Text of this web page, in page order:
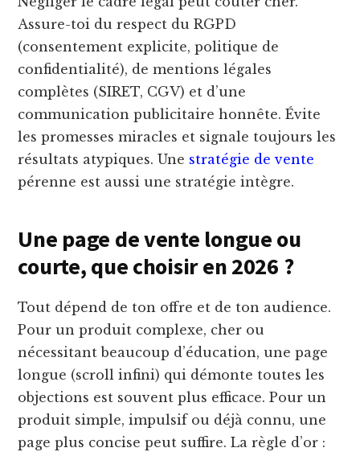
Assure-toi du respect du RGPD
(consentement explicite, politique de
confidentialité), de mentions légales
complètes (SIRET, CGV) et d’une
communication publicitaire honnête. Évite
les promesses miracles et signale toujours les
résultats atypiques. Une stratégie de vente
pérenne est aussi une stratégie intègre.
Une page de vente longue ou
courte, que choisir en 2026 ?
Tout dépend de ton offre et de ton audience.
Pour un produit complexe, cher ou
nécessitant beaucoup d’éducation, une page
longue (scroll infini) qui démonte toutes les
objections est souvent plus efficace. Pour un
produit simple, impulsif ou déjà connu, une
page plus concise peut suffire. La règle d’or :